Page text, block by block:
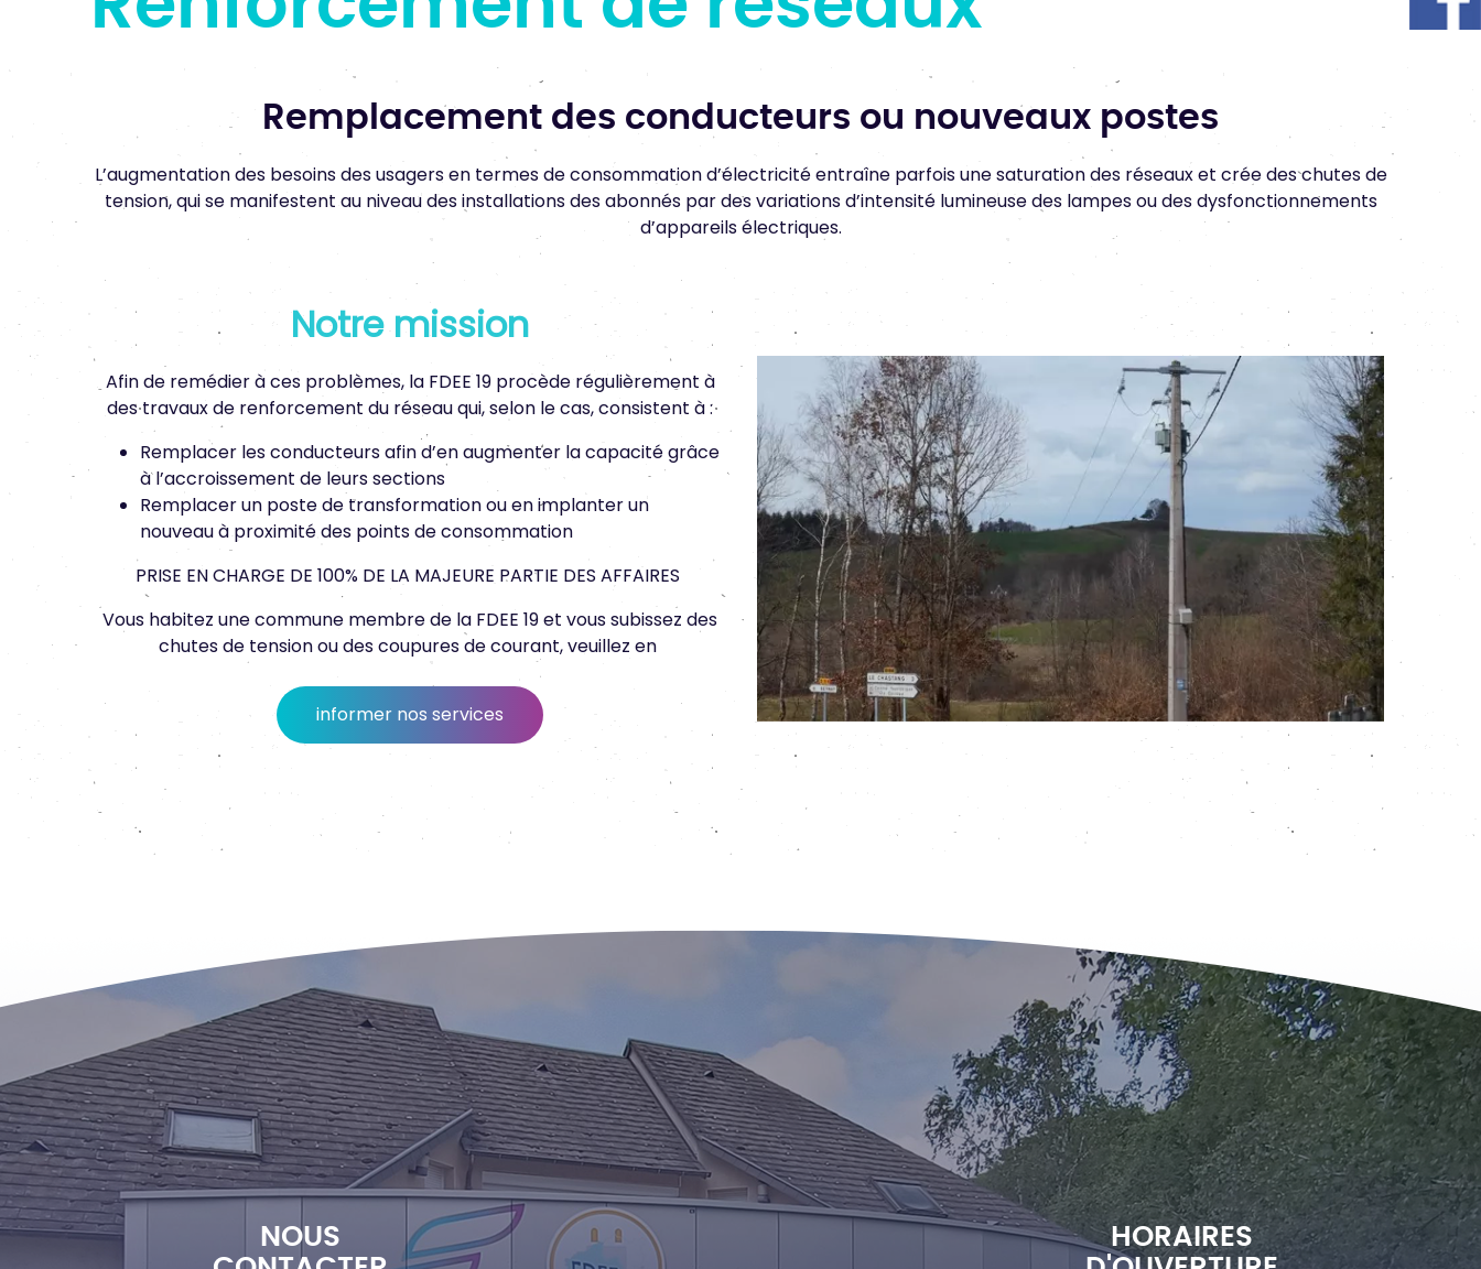
Remplacement des conducteurs ou nouveaux postes
L’augmentation des besoins des usagers en termes de consommation d’électricité entraîne parfois une saturation des réseaux et crée des chutes de
tension, qui se manifestent au niveau des installations des abonnés par des variations d’intensité lumineuse des lampes ou des dysfonctionnements
d’appareils électriques.
Notre mission
Afin de remédier à ces problèmes, la FDEE 19 procède régulièrement à
des travaux de renforcement du réseau qui, selon le cas, consistent à :
Remplacer les conducteurs afin d’en augmenter la capacité grâce
à l’accroissement de leurs sections
Remplacer un poste de transformation ou en implanter un
nouveau à proximité des points de consommation
PRISE EN CHARGE DE 100% DE LA MAJEURE PARTIE DES AFFAIRES
Vous habitez une commune membre de la FDEE 19 et vous subissez des
chutes de tension ou des coupures de courant, veuillez en
informer nos services
NOUS
HORAIRES